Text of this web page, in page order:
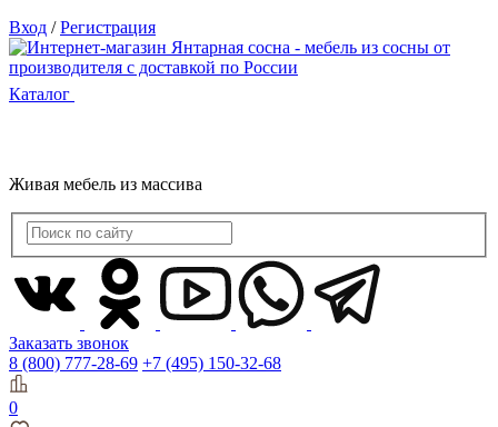
Вход / Регистрация
Каталог
Живая мебель из массива
Заказать звонок
8 (800) 777-28-69 +7 (495) 150-32-68
0